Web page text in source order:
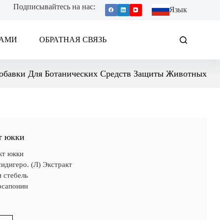
Подписывайтесь на нас: Язык
ОБРАТНАЯ СВЯЗЬ
Для Ботанических Средств Защиты Животных
юкки
юкки
(Л) Экстракт
стебель